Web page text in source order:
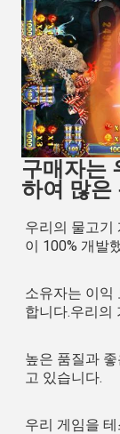
구매자는
하여 많은
우리의 물고기
이 100% 개발
소유자는 이익
합니다.우리의
높은 품질과
고 있습니다.
우리 게임을